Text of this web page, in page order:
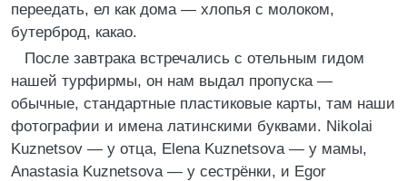
переедать, ел как дома — хлопья с молоком,
бутерброд, какао.
После завтрака встречались с отельным гидом
нашей турфирмы, он нам выдал пропуска —
обычные, стандартные пластиковые карты, там наши
фотографии и имена латинскими буквами. Nikolai
Kuznetsov — у отца, Elena Kuznetsova — у мамы,
Anastasia Kuznetsova — у сестрёнки, и Egor